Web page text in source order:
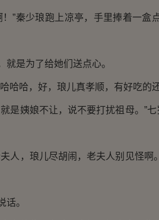
秦少琅跑上凉亭，手里捧着一盒
是为了给她们送点心。
哈，好，琅儿真孝顺，有好吃的
姨娘不让，说不要打扰祖母。”七
，琅儿尽胡闹，老夫人别见怪啊
。